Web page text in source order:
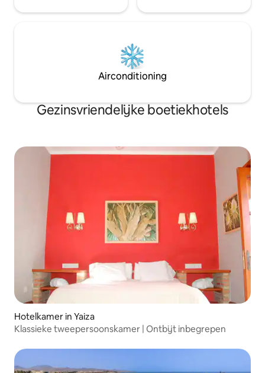
Airconditioning
Gezinsvriendelijke boetiekhotels
Hotelkamer in Yaiza
Klassieke tweepersoonskamer | Ontbijt inbegrepen